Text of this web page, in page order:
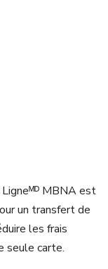
MBNA est
un transfert de
les frais
seule carte.